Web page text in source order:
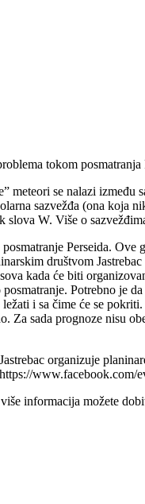
tokom
meteori se nalazi
sazvežđa (ona koja
W. Više o
Perseida. Ove
društvom
kada će biti
Potrebno je
i sa čime će se
Za sada prognoze nisu
organizuje
www.facebook.com/
informacija možete